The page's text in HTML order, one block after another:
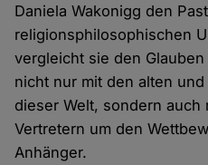
Daniela Wakonigg den
religionsphilosophischen
vergleicht sie den
nicht nur mit den alten
dieser Welt, sondern auch
Vertretern um den
Anhänger.